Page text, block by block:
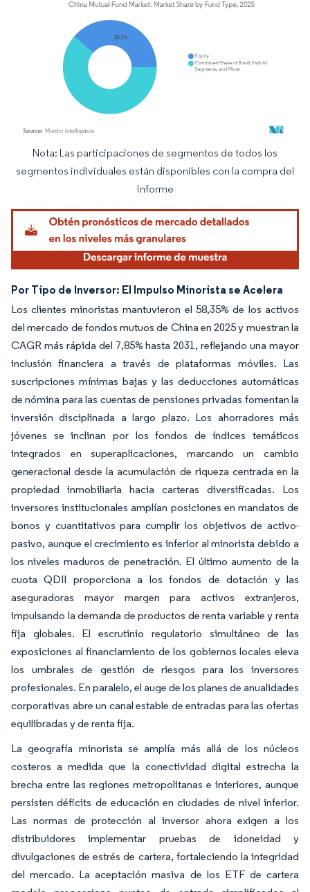
Imagen © Mordor Intelligence. El uso requiere atribución según CC BY 4.0.
Nota: Las participaciones de segmentos de todos los
segmentos individuales están disponibles con la compra del
informe
Por Tipo de Inversor: El Impulso Minorista se Acelera
Los clientes minoristas mantuvieron el 58,35% de los activos
del mercado de fondos mutuos de China en 2025 y muestran la
CAGR más rápida del 7,85% hasta 2031, reflejando una mayor
inclusión financiera a través de plataformas móviles. Las
suscripciones mínimas bajas y las deducciones automáticas
de nómina para las cuentas de pensiones privadas fomentan la
inversión disciplinada a largo plazo. Los ahorradores más
jóvenes se inclinan por los fondos de índices temáticos
integrados en superaplicaciones, marcando un cambio
generacional desde la acumulación de riqueza centrada en la
propiedad inmobiliaria hacia carteras diversificadas. Los
inversores institucionales amplían posiciones en mandatos de
bonos y cuantitativos para cumplir los objetivos de activo-
pasivo, aunque el crecimiento es inferior al minorista debido a
los niveles maduros de penetración. El último aumento de la
cuota QDII proporciona a los fondos de dotación y las
aseguradoras mayor margen para activos extranjeros,
impulsando la demanda de productos de renta variable y renta
fija globales. El escrutinio regulatorio simultáneo de las
exposiciones al financiamiento de los gobiernos locales eleva
los umbrales de gestión de riesgos para los inversores
profesionales. En paralelo, el auge de los planes de anualidades
corporativas abre un canal estable de entradas para las ofertas
equilibradas y de renta fija.
La geografía minorista se amplía más allá de los núcleos
costeros a medida que la conectividad digital estrecha la
brecha entre las regiones metropolitanas e interiores, aunque
persisten déficits de educación en ciudades de nivel inferior.
Las normas de protección al inversor ahora exigen a los
distribuidores implementar pruebas de idoneidad y
divulgaciones de estrés de cartera, fortaleciendo la integridad
del mercado. La aceptación masiva de los ETF de cartera